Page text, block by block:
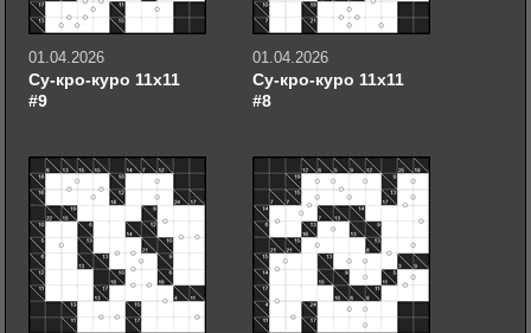
01.04.2026
Су-кро-куро 11х11
#9
01.04.2026
Су-кро-куро 11х11
#8